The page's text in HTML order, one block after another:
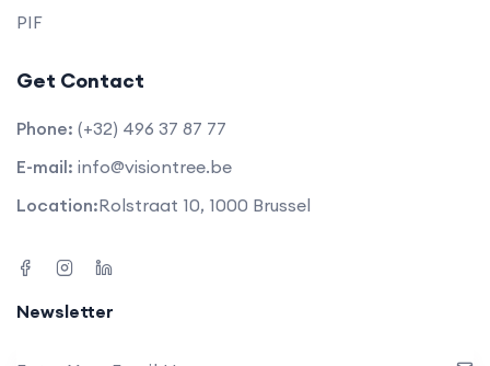
PIF
Get Contact
Phone: (+32) 496 37 87 77
E-mail: info@visiontree.be
Location:Rolstraat 10, 1000 Brussel
Newsletter